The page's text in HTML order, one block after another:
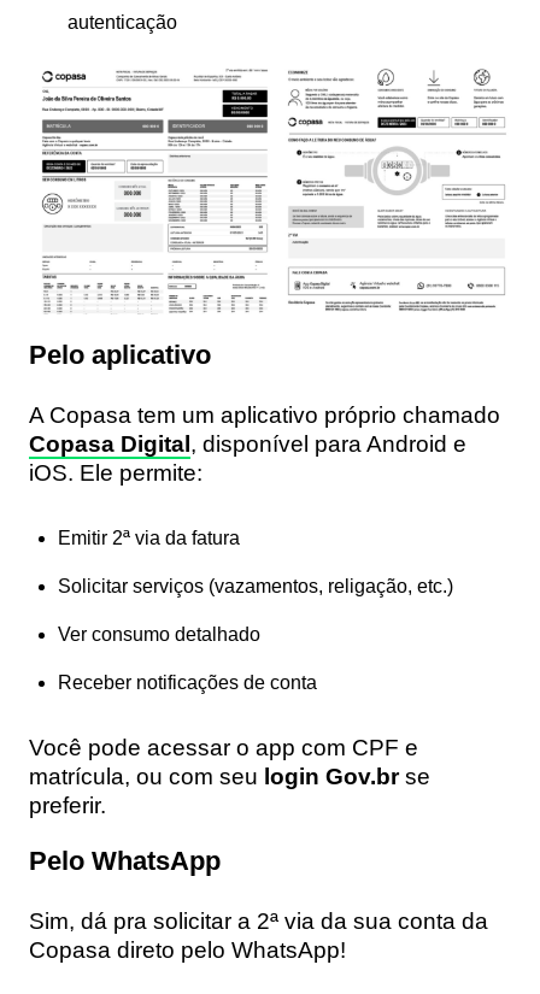
autenticação
Pelo aplicativo
A Copasa tem um aplicativo próprio chamado
Copasa Digital , disponível para Android e
iOS. Ele permite:
Emitir 2ª via da fatura
Solicitar serviços (vazamentos, religação, etc.)
Ver consumo detalhado
Receber notificações de conta
Você pode acessar o app com CPF e
matrícula, ou com seu login Gov.brse
preferir.
Pelo WhatsApp
Sim, dá pra solicitar a 2ª via da sua conta da
Copasa direto pelo WhatsApp!